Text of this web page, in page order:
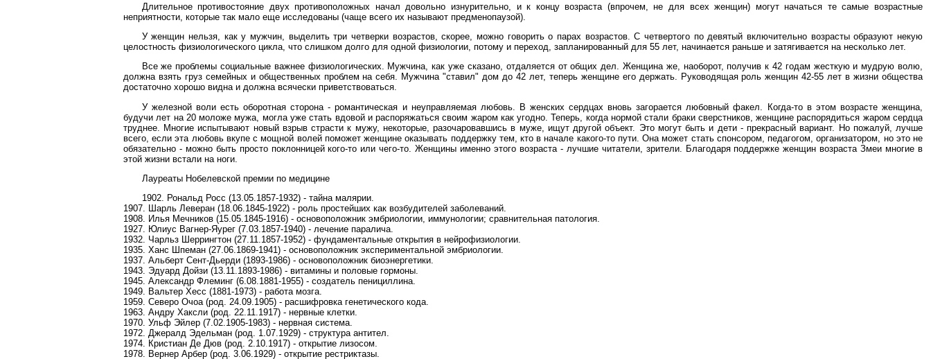
Длительное противостояние двух противоположных начал довольно изнурительно, и к концу возраста (впрочем, не для всех женщин) могут начаться те самые возрастные
неприятности, которые так мало еще исследованы (чаще всего их называют предменопаузой).
У женщин нельзя, как у мужчин, выделить три четверки возрастов, скорее, можно говорить о парах возрастов. С четвертого по девятый включительно возрасты образуют некую
целостность физиологического цикла, что слишком долго для одной физиологии, потому и переход, запланированный для 55 лет, начинается раньше и затягивается на несколько лет.
Все же проблемы социальные важнее физиологических. Мужчина, как уже сказано, отдаляется от общих дел. Женщина же, наоборот, получив к 42 годам жесткую и мудрую волю,
должна взять груз семейных и общественных проблем на себя. Мужчина "ставил" дом до 42 лет, теперь женщине его держать. Руководящая роль женщин 42-55 лет в жизни общества
достаточно хорошо видна и должна всячески приветствоваться.
У железной воли есть оборотная сторона - романтическая и неуправляемая любовь. В женских сердцах вновь загорается любовный факел. Когда-то в этом возрасте женщина,
будучи лет на 20 моложе мужа, могла уже стать вдовой и распоряжаться своим жаром как угодно. Теперь, когда нормой стали браки сверстников, женщине распорядиться жаром сердца
труднее. Многие испытывают новый взрыв страсти к мужу, некоторые, разочаровавшись в муже, ищут другой объект. Это могут быть и дети - прекрасный вариант. Но пожалуй, лучше
всего, если эта любовь вкупе с мощной волей поможет женщине оказывать поддержку тем, кто в начале какого-то пути. Она может стать спонсором, педагогом, организатором, но это не
обязательно - можно быть просто поклонницей кого-то или чего-то. Женщины именно этого возраста - лучшие читатели, зрители. Благодаря поддержке женщин возраста Змеи многие в
этой жизни встали на ноги.
Лауреаты Нобелевской премии по медицине
1902. Рональд Росс (13.05.1857-1932) - тайна малярии.
1907. Шарль Леверан (18.06.1845-1922) - роль простейших как возбудителей заболеваний.
1908. Илья Мечников (15.05.1845-1916) - основоположник эмбриологии, иммунологии; сравнительная патология.
1927. Юлиус Вагнер-Яурег (7.03.1857-1940) - лечение паралича.
1932. Чарльз Шеррингтон (27.11.1857-1952) - фундаментальные открытия в нейрофизиологии.
1935. Ханс Шпеман (27.06.1869-1941) - основоположник экспериментальной эмбриологии.
1937. Альберт Сент-Дьерди (1893-1986) - основоположник биоэнергетики.
1943. Эдуард Дойзи (13.11.1893-1986) - витамины и половые гормоны.
1945. Александр Флеминг (6.08.1881-1955) - создатель пенициллина.
1949. Вальтер Хесс (1881-1973) - работа мозга.
1959. Северо Очоа (род. 24.09.1905) - расшифровка генетического кода.
1963. Андру Хаксли (род. 22.11.1917) - нервные клетки.
1970. Ульф Эйлер (7.02.1905-1983) - нервная система.
1972. Джералд Эдельман (род. 1.07.1929) - структура антител.
1974. Кристиан Де Дюв (род. 2.10.1917) - открытие лизосом.
1978. Вернер Арбер (род. 3.06.1929) - открытие рестриктазы.